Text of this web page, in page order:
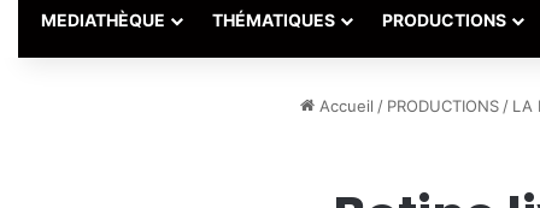
MEDIATHÈQUE THÉMATIQUES PRODUCTIONS
Accueil / PRODUCTIONS / LA